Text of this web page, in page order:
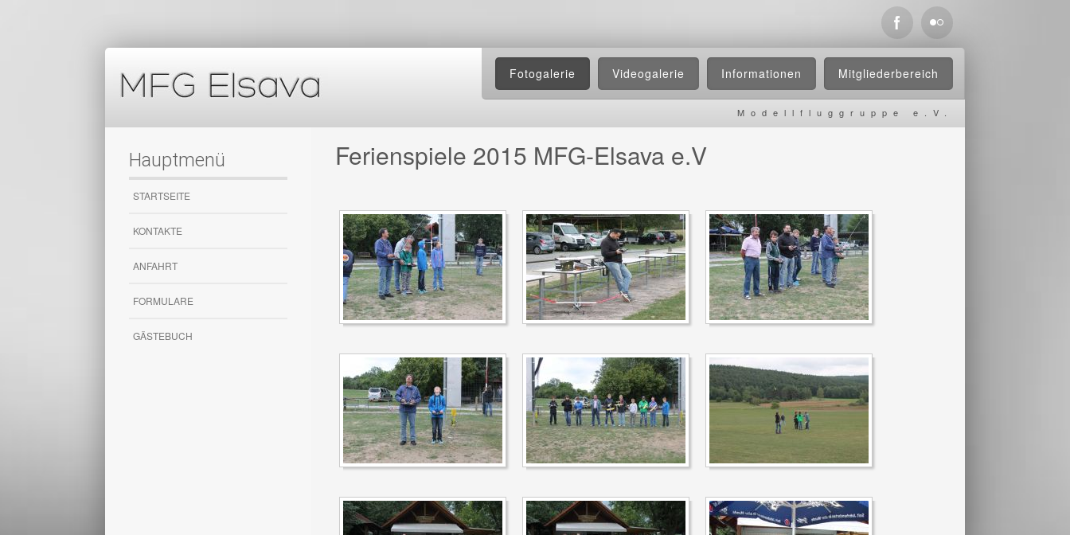
Fotogalerie Videogalerie Informationen Mitgliederbereich
Modellfluggruppe e.V.
Hauptmenü
STARTSEITE
KONTAKTE
ANFAHRT
FORMULARE
GÄSTEBUCH
Ferienspiele 2015 MFG-Elsava e.V